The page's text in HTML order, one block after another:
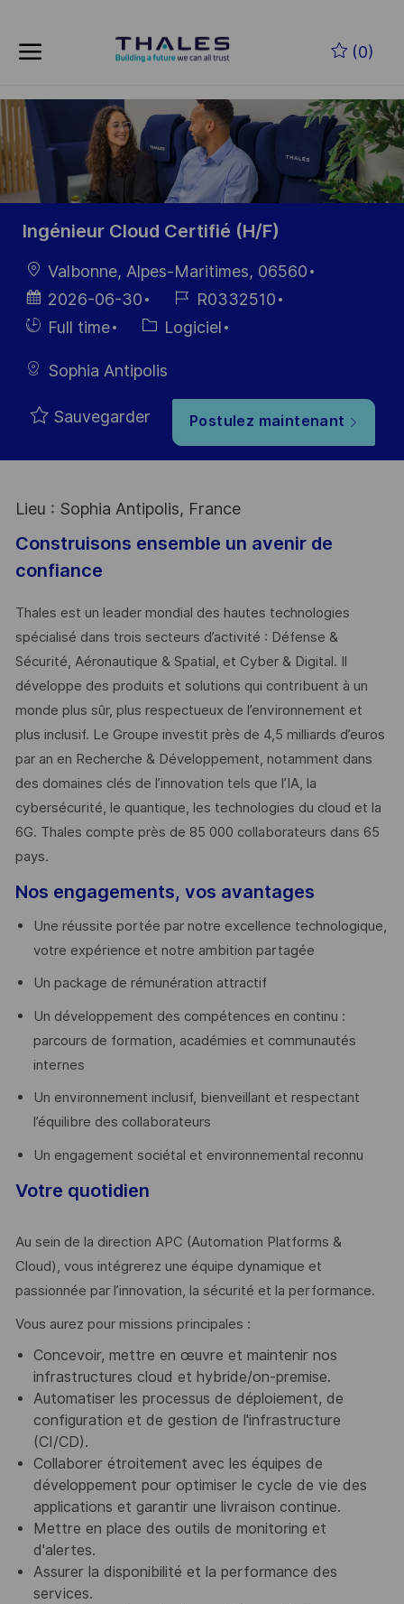
(0)
-
Ingénieur Cloud Certifié (H/F)
localisation
Valbonne, Alpes-Maritimes, 06560
Date
d’affichage
2026-06-30
Référence
du poste
R0332510
HiringFull time Catégorie
Logiciel
Sophia Antipolis
Sauvegarder Postulez maintenant
Lieu : Sophia Antipolis, France
Construisons ensemble un avenir de
confiance
Thales est un leader mondial des hautes technologies
spécialisé dans trois secteurs d’activité : Défense &
Sécurité, Aéronautique & Spatial, et Cyber & Digital. Il
développe des produits et solutions qui contribuent à un
monde plus sûr, plus respectueux de l’environnement et
plus inclusif. Le Groupe investit près de 4,5 milliards d’euros
par an en Recherche & Développement, notamment dans
des domaines clés de l’innovation tels que l’IA, la
cybersécurité, le quantique, les technologies du cloud et la
6G. Thales compte près de 85 000 collaborateurs dans 65
pays. ​
Nos engagements, vos avantages
Une réussite portée par notre excellence technologique,
votre expérience et notre ambition partagée
Un package de rémunération attractif
Un développement des compétences en continu :
parcours de formation, académies et communautés
internes
Un environnement inclusif, bienveillant et respectant
l’équilibre des collaborateurs
Un engagement sociétal et environnemental reconnu
Votre quotidien
Au sein de la direction APC (Automation Platforms &
Cloud), vous intégrerez une équipe dynamique et
passionnée par l’innovation, la sécurité et la performance.
Vous aurez pour missions principales :
Concevoir, mettre en œuvre et maintenir nos
infrastructures cloud et hybride/on-premise.
Automatiser les processus de déploiement, de
configuration et de gestion de l'infrastructure
(CI/CD).
Collaborer étroitement avec les équipes de
développement pour optimiser le cycle de vie des
applications et garantir une livraison continue.
Mettre en place des outils de monitoring et
d'alertes.
Assurer la disponibilité et la performance des
services.